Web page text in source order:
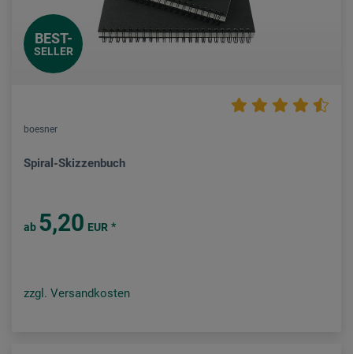
BEST-
SELLER
boesner
Spiral-Skizzenbuch
ab 5,20 EUR *
zzgl. Versandkosten